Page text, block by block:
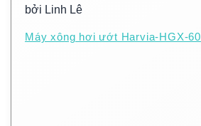
Được xếp
bởi Linh Lê
Máy xông hơi ướt Harvia-HGX-60